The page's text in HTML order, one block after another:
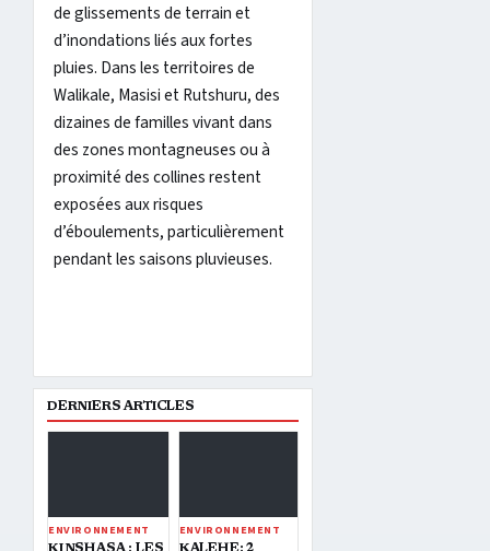
de glissements de terrain et
d’inondations liés aux fortes
pluies. Dans les territoires de
Walikale, Masisi et Rutshuru, des
dizaines de familles vivant dans
des zones montagneuses ou à
proximité des collines restent
exposées aux risques
d’éboulements, particulièrement
pendant les saisons pluvieuses.
DERNIERS ARTICLES
ENVIRONNEMENT ENVIRONNEMENT